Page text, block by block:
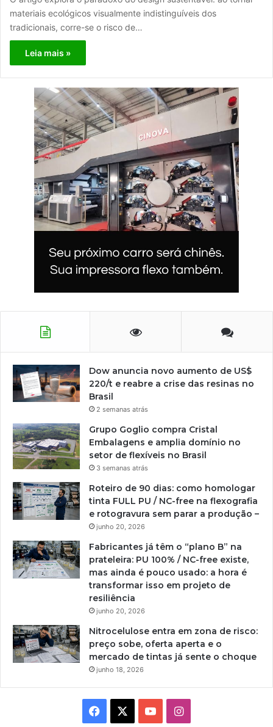
materiais ecológicos visualmente indistinguíveis dos
tradicionais, corre-se o risco de…
Leia mais »
Dow anuncia novo aumento de US$
220/t e reabre a crise das resinas no
Brasil
2 semanas atrás
Grupo Goglio compra Cristal
Embalagens e amplia domínio no
setor de flexíveis no Brasil
3 semanas atrás
Roteiro de 90 dias: como homologar
tinta FULL PU / NC-free na flexografia
e rotogravura sem parar a produção –
junho 20, 2026
Fabricantes já têm o “plano B” na
prateleira: PU 100% / NC-free existe,
mas ainda é pouco usado: a hora é
transformar isso em projeto de
resiliência
junho 20, 2026
Nitrocelulose entra em zona de risco:
preço sobe, oferta aperta e o
mercado de tintas já sente o choque
junho 18, 2026
Facebook YouTubeInstagram